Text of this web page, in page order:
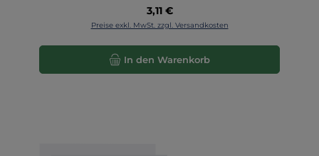
Regulärer Preis:
3,11 €
Preise exkl. MwSt. zzgl. Versandkosten
In den Warenkorb